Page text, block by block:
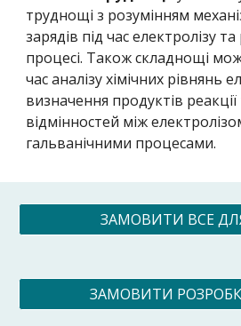
труднощі з розумінням
зарядів під час електролізу
процесі. Також складнощі
час аналізу хімічних рівнянь
визначення продуктів
відмінностей між
гальванічними процесами.
ЗАМОВИТИ ВСЕ
ЗАМОВИТИ